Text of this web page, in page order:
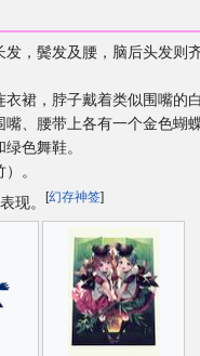
，鬓发及腰，脑后头发则
衣裙，脖子戴着类似围嘴的
嘴、腰带上各有一个金色蝴
色舞鞋。
。
现。[幻存神签]